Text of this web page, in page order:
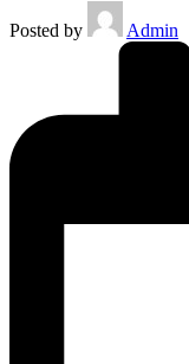
Posted by Admin